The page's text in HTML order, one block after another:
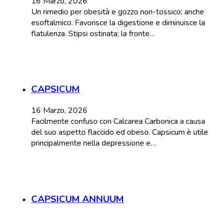
Un rimedio per obesità e gozzo non-tossico; anche
esoftalmico. Favorisce la digestione e diminuisce la
flatulenza. Stipsi ostinata; la fronte…
CAPSICUM
16 Marzo, 2026
Facilmente confuso con Calcarea Carbonica a causa
del suo aspetto flaccido ed obeso. Capsicum è utile
principalmente nella depressione e…
CAPSICUM ANNUUM